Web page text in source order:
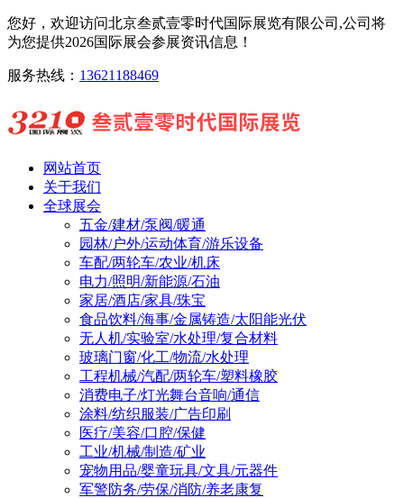
您好，欢迎访问北京叁贰壹零时代国际展览有限公司,公司将
为您提供2026国际展会参展资讯信息！
服务热线： 13621188469
网站首页
关于我们
全球展会
五金/建材/泵阀/暖通
园林/户外/运动体育/游乐设备
车配/两轮车/农业/机床
电力/照明/新能源/石油
家居/酒店/家具/珠宝
食品饮料/海事/金属铸造/太阳能光伏
无人机/实验室/水处理/复合材料
玻璃门窗/化工/物流/水处理
工程机械/汽配/两轮车/塑料橡胶
消费电子/灯光舞台音响/通信
涂料/纺织服装/广告印刷
医疗/美容/口腔/保健
工业/机械/制造/矿业
宠物用品/婴童玩具/文具/元器件
军警防务/劳保/消防/养老康复